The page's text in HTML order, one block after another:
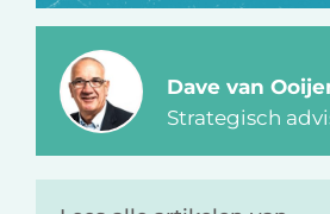
Dave van
Strategisch